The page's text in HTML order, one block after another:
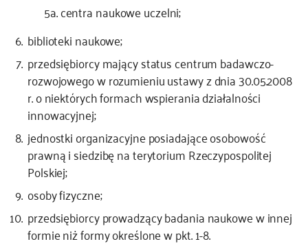
5a. centra naukowe uczelni;
biblioteki naukowe;
przedsiębiorcy mający status centrum badawczo-
rozwojowego w rozumieniu ustawy z dnia 30.05.2008
r. o niektórych formach wspierania działalności
innowacyjnej;
jednostki organizacyjne posiadające osobowość
prawną i siedzibę na terytorium Rzeczypospolitej
Polskiej;
osoby fizyczne;
przedsiębiorcy prowadzący badania naukowe w innej
formie niż formy określone w pkt. 1-8.